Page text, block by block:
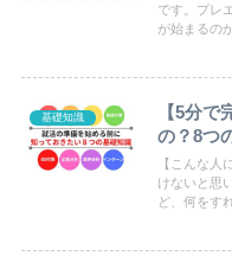
です。プレ
が始まるの
基礎知識
【5分
の？8つ
【こんな人
けないと思
ど、何をす